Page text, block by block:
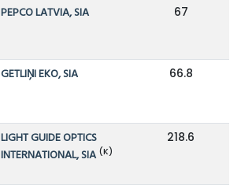
PEPCO LATVIA, SIA 67
GETLIŅI EKO, SIA 66.8
LIGHT GUIDE OPTICS
INTERNATIONAL, SIA (K)
218.6